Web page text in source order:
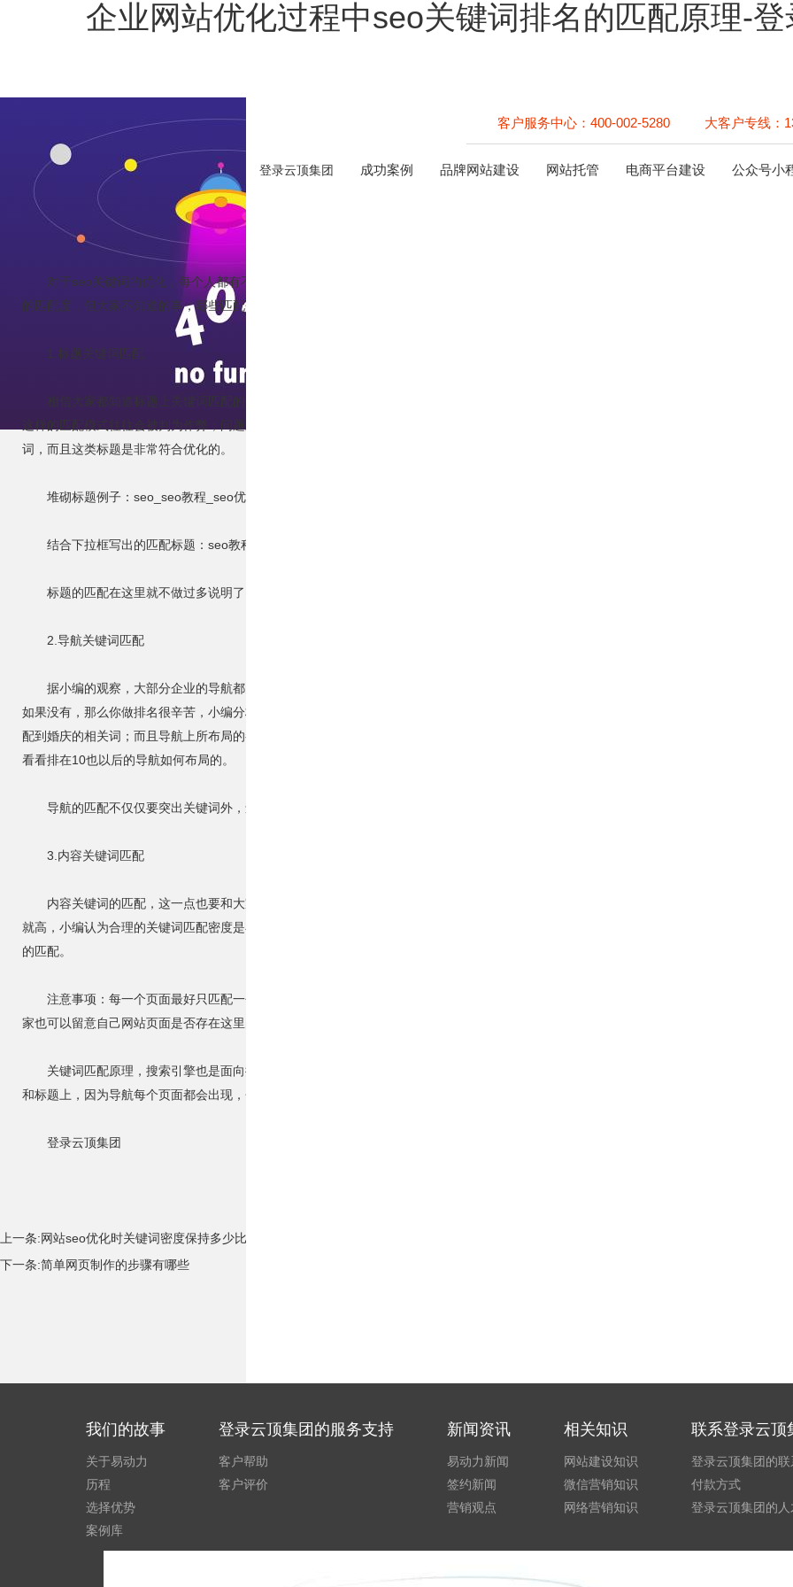
企业网站优化过程中seo关键词排名的匹配原理-登
客户服务中心： 400-002-5280 大客户专线：
登录云顶集团 成功案例 品牌网站建设 网站托管 电商平台建设 公众号小
企业网站优化过程中seo关键词排名的匹配原
对于seo关键词的优化，每个人都有不同的想法，很多人知道关键词密度，但却不知道合理的匹配关键词，很多朋友往往会在文章中刻意
的匹配度，但大家不知道的事，哪些匹配会对网站影响很大，哪些匹配能让搜索引擎喜爱。
1.标题关键词匹配
相信大家都知道标题上关键词匹配的重要性，如果标题上没有突出你的关键词，那么，你的排名几乎无望了，这也造成了很多人为了提高
这样的匹配模式往往会被判为作弊；问题又来了，如果不这么做，那么如何做标题呢?建议结合【下拉框】和【相关搜索】的长尾词来组合，
词，而且这类标题是非常符合优化的。
堆砌标题例子：seo_seo教程_seo优化_seo优化公司-xxxx公司
结合下拉框写出的匹配标题：seo教程_seo优化教程_xxxx公司
标题的匹配在这里就不做过多说明了，想了解的可以找我。
2.导航关键词匹配
据小编的观察，大部分企业的导航都大同小异，什么关于登录云顶集团登录云顶集团的产品展示等，其实，导航的匹配是最为关键的，不
如果没有，那么你做排名很辛苦，小编分析了每个行业的登录云顶集团首页网站，排在前面的都有一个原因，导航布局非常精简，而且还能匹
配到婚庆的相关词；而且导航上所布局的都是结合下拉框和相关搜索扩展出来的长尾词，要知道，导航的权重仅次于标题，如此好的一块地方
看看排在10也以后的导航如何布局的。
导航的匹配不仅仅要突出关键词外，还要符合用户搜索，不是用户搜索的词，就不要做在上面，以免分散关键词的权重。
3.内容关键词匹配
内容关键词的匹配，这一点也要和大家申明一下，不要刻意的在文章中做关键词，这样不仅用户阅读反感，还让搜索引擎认为你刻意添加
就高，小编认为合理的关键词匹配密度是在150字内出现一个，而且要自然通顺，起到引导作用，不用刻意的在文章中添加，哪怕你文章中一
的匹配。
注意事项：每一个页面最好只匹配一个关键词，然后从核心关键词中拓展长尾词，不宜出现多个关键词出现在同一个页面，否则无法匹配
家也可以留意自己网站页面是否存在这里的问题；
关键词匹配原理，搜索引擎也是面向搜索用户而服务，如果你的页面让人反感，那么自然也会让搜索引擎反感，网站的匹配关键词不宜过
和标题上，因为导航每个页面都会出现，会提升页面关键词匹配度。
登录云顶集团
上一条:网站seo优化时关键词密度保持多少比例
下一条:简单网页制作的步骤有哪些
我们的故事
关于易动力
历程
选择优势
案例库
登录云顶集团的服务支持
客户帮助
客户评价
新闻资讯
易动力新闻
签约新闻
营销观点
相关知识
网站建设知识
微信营销知识
网络营销知识
联系登录云顶
登录云顶集团的
付款方式
登录云顶集团的